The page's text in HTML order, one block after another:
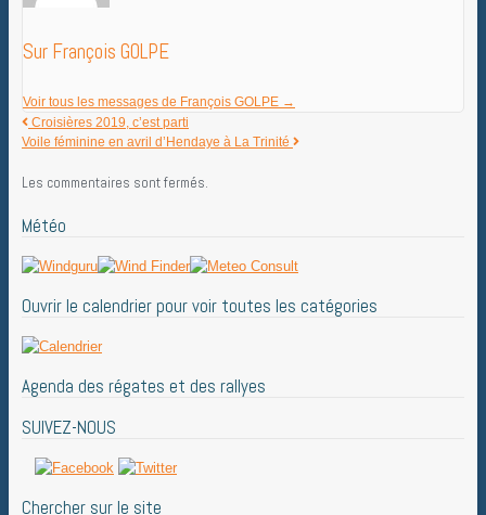
Sur François GOLPE
Voir tous les messages de François GOLPE →
Croisières 2019, c’est parti
Voile féminine en avril d’Hendaye à La Trinité
Les commentaires sont fermés.
Météo
Ouvrir le calendrier pour voir toutes les catégories
Agenda des régates et des rallyes
SUIVEZ-NOUS
Chercher sur le site